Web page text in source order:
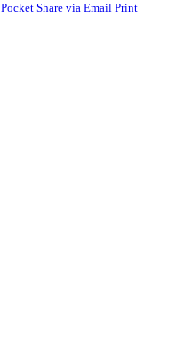
Pocket Share via Email Print